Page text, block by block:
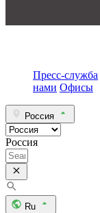
Пресс-служба
нами Офисы
Россия
Россия
Ru